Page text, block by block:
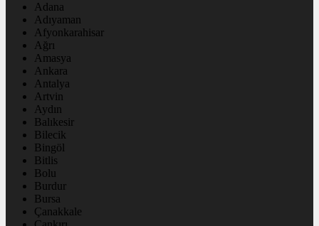
Adana
Adıyaman
Afyonkarahisar
Ağrı
Amasya
Ankara
Antalya
Artvin
Aydın
Balıkesir
Bilecik
Bingöl
Bitlis
Bolu
Burdur
Bursa
Çanakkale